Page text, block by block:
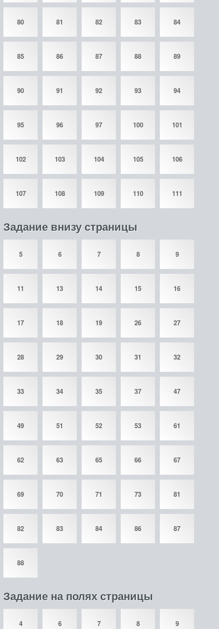
80 81 82 83 84
85 86 87 88 89
90 91 92 93 94
95 96 97 100 101
102 103 104 105 106
107 108 109 110 111
Задание внизу страницы
5 6 7 8 9
11 13 14 15 16
17 18 19 26 27
28 29 30 31 32
33 34 35 37 47
49 51 52 53 61
62 63 65 66 67
69 70 71 73 81
82 83 84 86 87
88
Задание на полях страницы
4 6 7 8 9